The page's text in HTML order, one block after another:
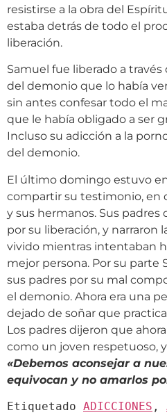
resistirse a la obra del
estaba detrás de todo el
liberación.
Samuel fue liberado a través
del demonio que lo había
sin antes confesar todo el
que le había obligado a ser
Incluso su adicción a la
del demonio.
El último domingo estuvo en
compartir su testimonio, en
y sus hermanos. Sus padres
por su liberación, y narraron
vivido mientras intentaban
mejor persona. Por su parte
sus padres por su mal
el demonio. Ahora era una
dejado de soñar que
Los padres dijeron que
como un joven respetuoso,
«Debemos aconsejar a
equivocan y no amarlos
Etiquetado ADICCIONES ,